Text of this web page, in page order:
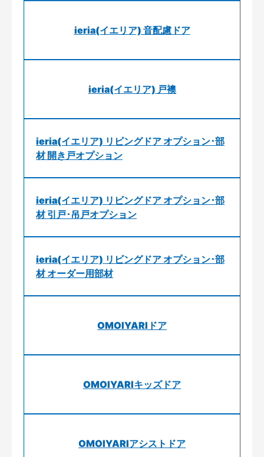
ieria(イエリア) 音配慮ドア
ieria(イエリア) 戸襖
ieria(イエリア) リビングドア オプション･部
材 開き戸オプション
ieria(イエリア) リビングドア オプション･部
材 引戸･吊戸オプション
ieria(イエリア) リビングドア オプション･部
材 オーダー用部材
OMOIYARIドア
OMOIYARIキッズドア
OMOIYARIアシストドア